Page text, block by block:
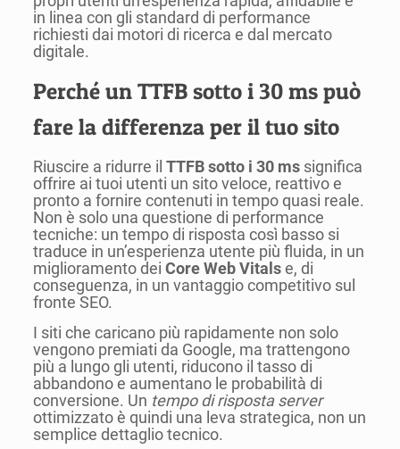
in linea con gli standard di performance
richiesti dai motori di ricerca e dal mercato
digitale.
Perché un TTFB sotto i 30 ms può
fare la differenza per il tuo sito
Riuscire a ridurre il TTFB sotto i 30 mssignifica
offrire ai tuoi utenti un sito veloce, reattivo e
pronto a fornire contenuti in tempo quasi reale.
Non è solo una questione di performance
tecniche: un tempo di risposta così basso si
traduce in un’esperienza utente più fluida, in un
miglioramento dei Core Web Vitalse, di
conseguenza, in un vantaggio competitivo sul
fronte SEO.
I siti che caricano più rapidamente non solo
vengono premiati da Google, ma trattengono
più a lungo gli utenti, riducono il tasso di
abbandono e aumentano le probabilità di
conversione. Un tempo di risposta server
ottimizzato è quindi una leva strategica, non un
semplice dettaglio tecnico.